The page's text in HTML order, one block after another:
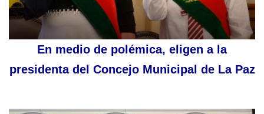
En medio de polémica, eligen a la
presidenta del Concejo Municipal de La Paz